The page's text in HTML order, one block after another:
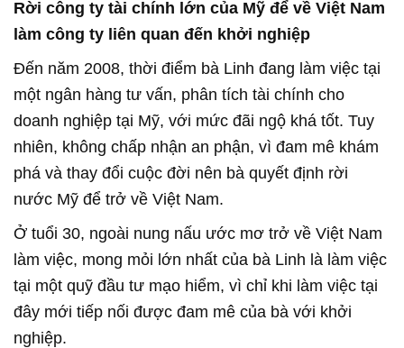
Rời công ty tài chính lớn của Mỹ để về Việt Nam
làm công ty liên quan đến khởi nghiệp
Đến năm 2008, thời điểm bà Linh đang làm việc tại
một ngân hàng tư vấn, phân tích tài chính cho
doanh nghiệp tại Mỹ, với mức đãi ngộ khá tốt. Tuy
nhiên, không chấp nhận an phận, vì đam mê khám
phá và thay đổi cuộc đời nên bà quyết định rời
nước Mỹ để trở về Việt Nam.
Ở tuổi 30, ngoài nung nấu ước mơ trở về Việt Nam
làm việc, mong mỏi lớn nhất của bà Linh là làm việc
tại một quỹ đầu tư mạo hiểm, vì chỉ khi làm việc tại
đây mới tiếp nối được đam mê của bà với khởi
nghiệp.